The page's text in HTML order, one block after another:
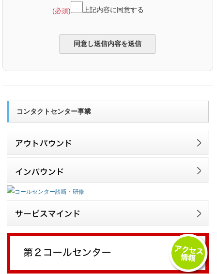
に従い個人情報の適切な取扱い、管理に努めます。
取り扱います。収集にあたっては、本人の同意を基
ります。
し、万一の事故に最善の対応を可能にするため、個
す。
3.法令等の遵守について
当社では、個人情報を守るために、【個人情報保護
マネジメントシステム－要求事項】に沿った「個人
情報保護マニュアル」を作成しています。個人情報
に関する法令、各種のガイドラインとともに、この
(必須) 上記内容に同意する
コンタクトセンター事業